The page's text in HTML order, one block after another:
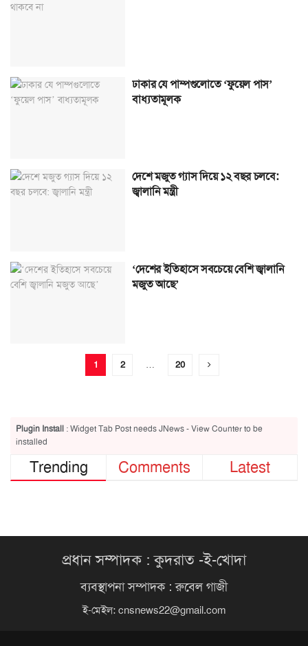
ঢাকার যে পাম্পগুলোতে ‘ফুয়েল পাস’
বাধ্যতামূলক
দেশে মজুত গ্যাস দিয়ে ১২ বছর চলবে:
জ্বালানি মন্ত্রী
‘দেশের ইতিহাসে সবচেয়ে বেশি জ্বালানি
মজুত আছে’
1 2 … 20
Plugin Install : Widget Tab Post needs JNews - View Counter to be
installed
Trending Comments Latest
প্রধান সম্পাদক : কুদরাত -ই-খোদা
ব্যবস্থাপনা সম্পাদক : রুবেল গাজী
ই-মেইল: cnsnews22@gmail.com